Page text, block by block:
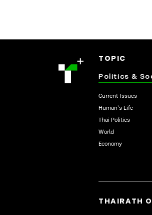
TOPIC
Politics &
Current Issues
Human’s Life
Thai Politics
World
Economy
THAIRATH